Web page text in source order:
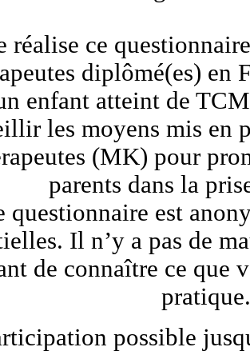
réalise ce
diplômé(es) en
enfant atteint de
les moyens mis en
(MK) pour
parents dans la
questionnaire est
Il n’y a pas de
de connaître ce que
pratique.
possible